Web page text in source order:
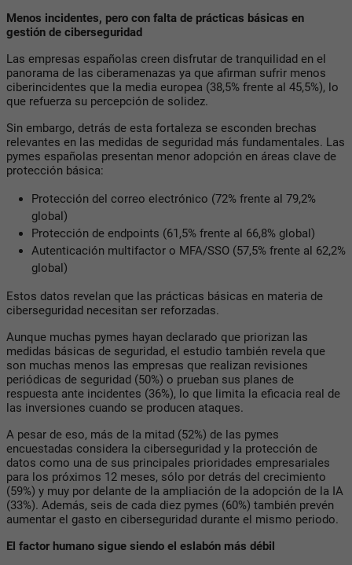
Menos incidentes, pero con falta de prácticas básicas en
gestión de ciberseguridad
Las empresas españolas creen disfrutar de tranquilidad en el
panorama de las ciberamenazas ya que afirman sufrir menos
ciberincidentes que la media europea (38,5% frente al 45,5%), lo
que refuerza su percepción de solidez.
Sin embargo, detrás de esta fortaleza se esconden brechas
relevantes en las medidas de seguridad más fundamentales. Las
pymes españolas presentan menor adopción en áreas clave de
protección básica:
Protección del correo electrónico (72% frente al 79,2%
global)
Protección de endpoints (61,5% frente al 66,8% global)
Autenticación multifactor o MFA/SSO (57,5% frente al 62,2%
global)
Estos datos revelan que las prácticas básicas en materia de
ciberseguridad necesitan ser reforzadas.
Aunque muchas pymes hayan declarado que priorizan las
medidas básicas de seguridad, el estudio también revela que
son muchas menos las empresas que realizan revisiones
periódicas de seguridad (50%) o prueban sus planes de
respuesta ante incidentes (36%), lo que limita la eficacia real de
las inversiones cuando se producen ataques.
A pesar de eso, más de la mitad (52%) de las pymes
encuestadas considera la ciberseguridad y la protección de
datos como una de sus principales prioridades empresariales
para los próximos 12 meses, sólo por detrás del crecimiento
(59%) y muy por delante de la ampliación de la adopción de la IA
(33%). Además, seis de cada diez pymes (60%) también prevén
aumentar el gasto en ciberseguridad durante el mismo periodo.
El factor humano sigue siendo el eslabón más débil